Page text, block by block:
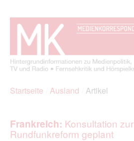
Startseite Ausland Artikel
Frankreich: Konsultation zur
Rundfunkreform geplant